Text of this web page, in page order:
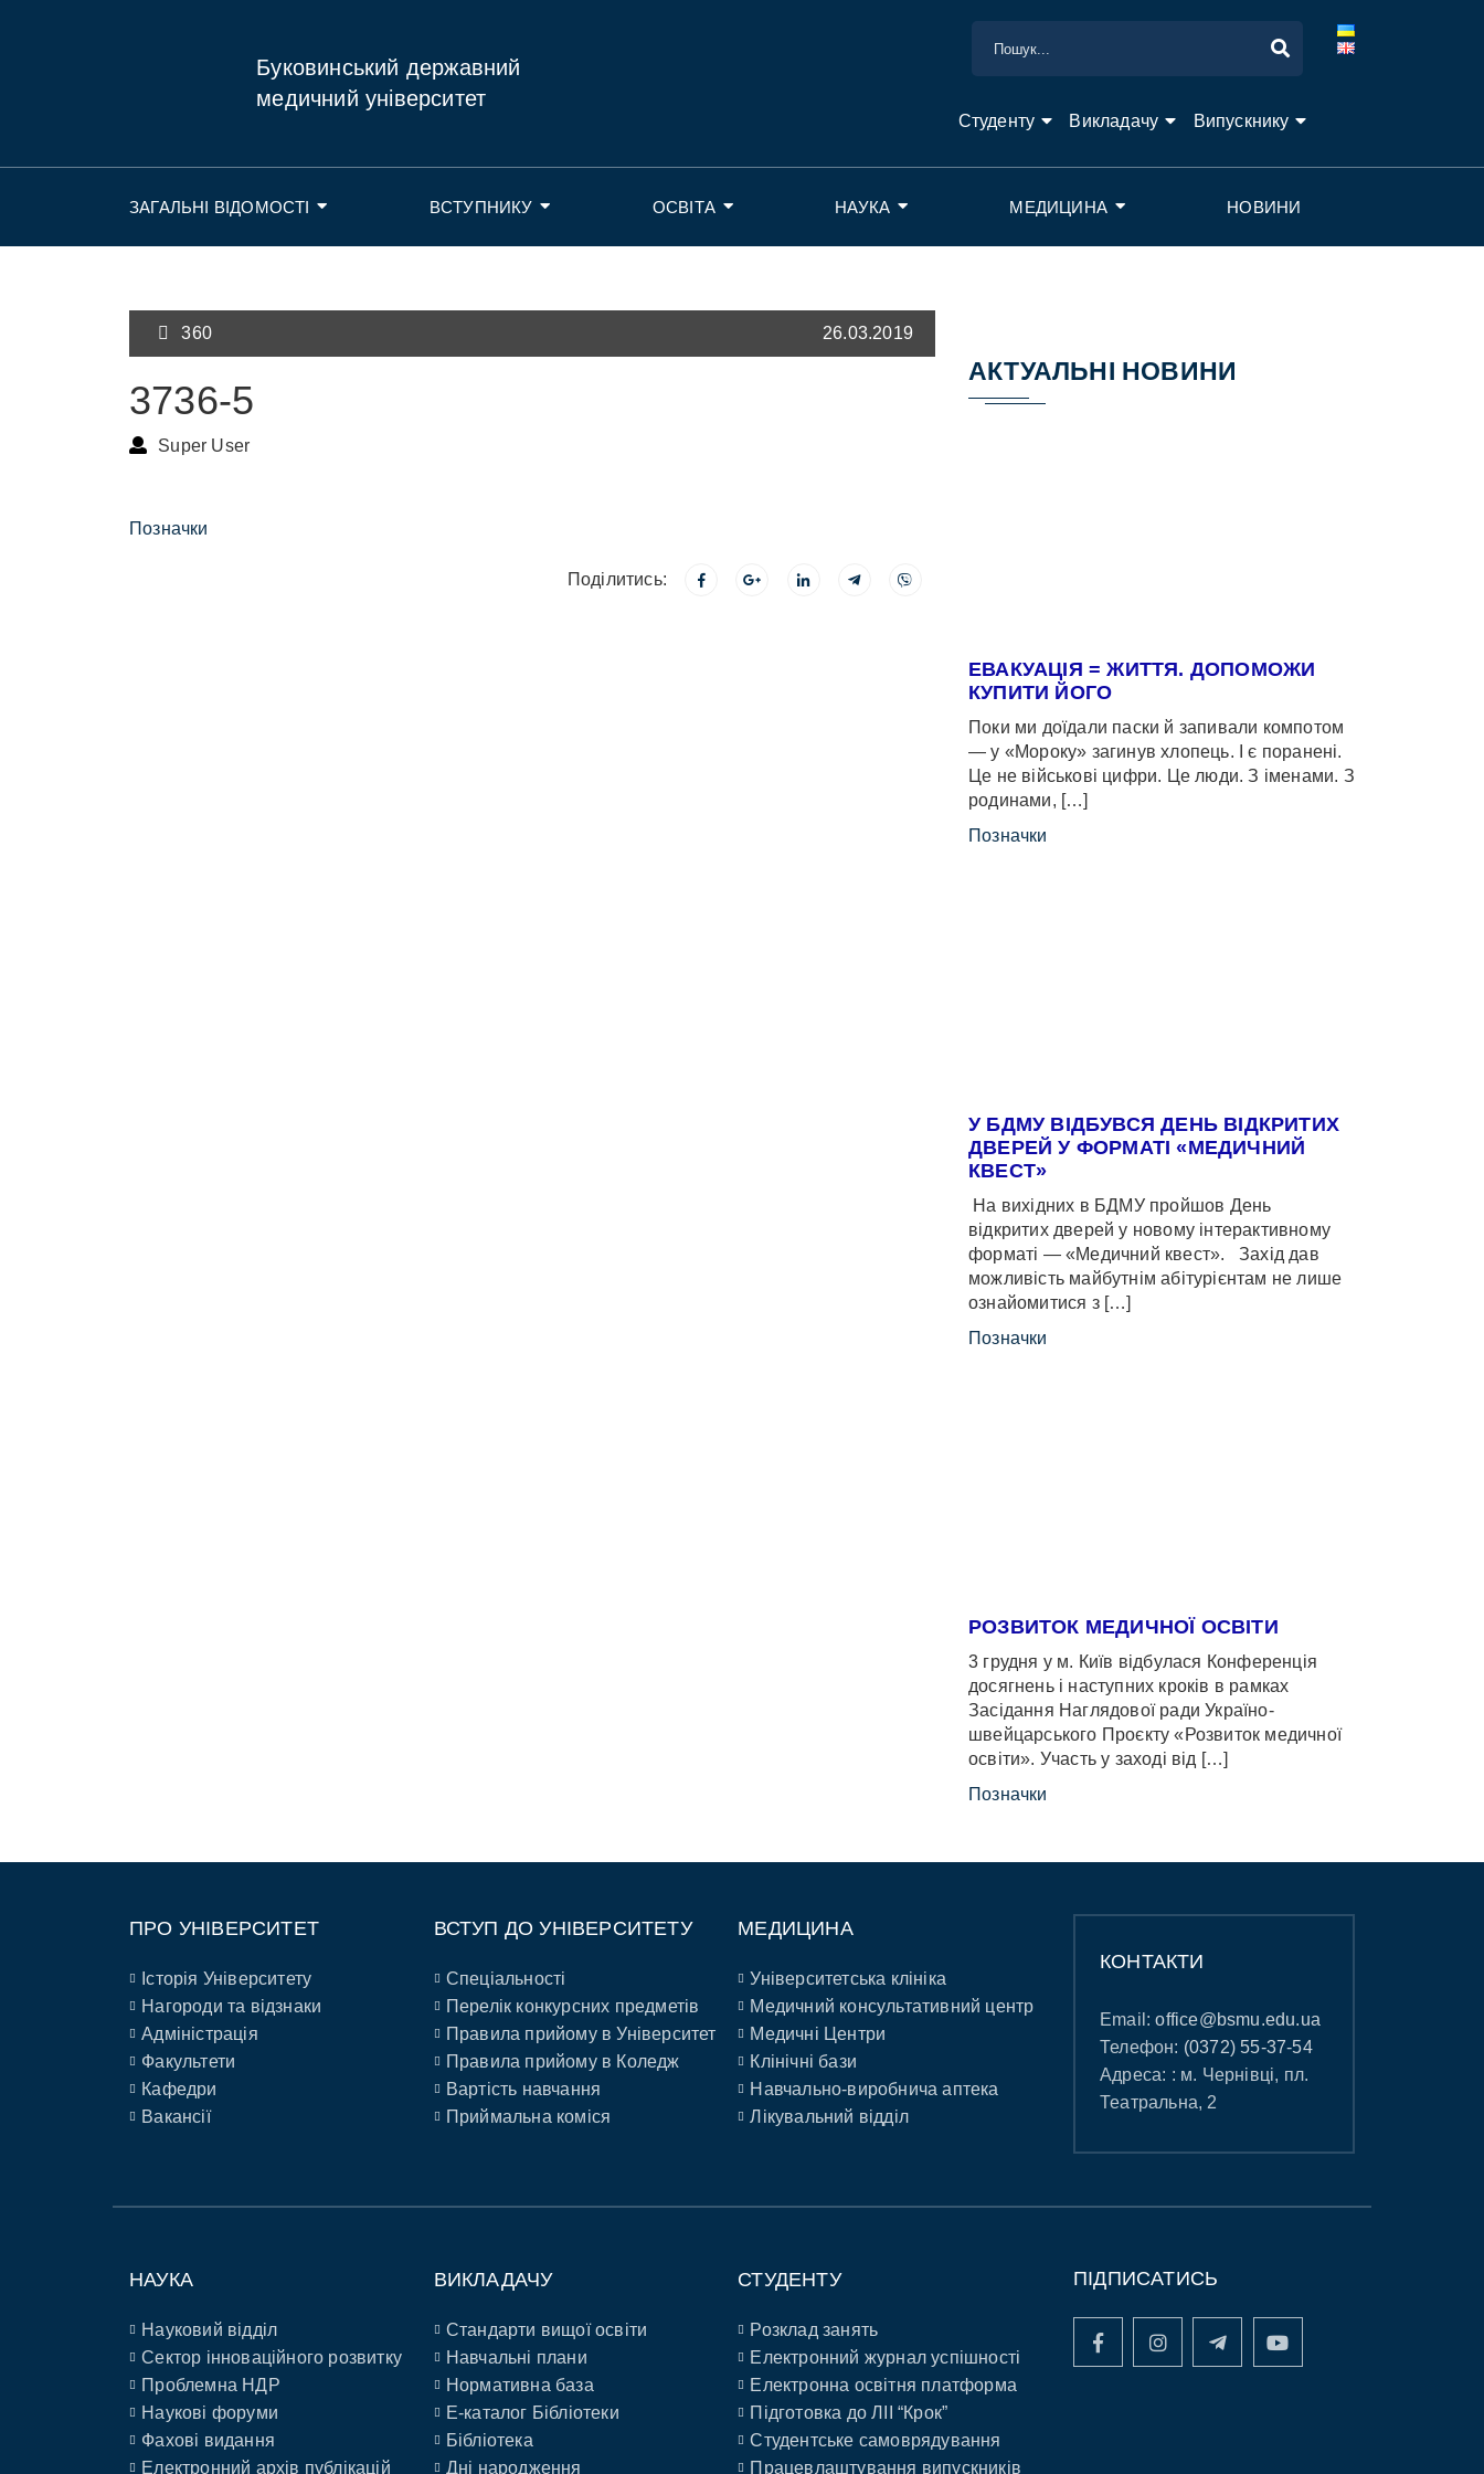
Буковинський державний
медичний університет
Студенту Викладачу Випускнику
ЗАГАЛЬНІ ВІДОМОСТІ ВСТУПНИКУ ОСВІТА НАУКА МЕДИЦИНА НОВИНИ
360 26.03.2019
3736-5
Super User
Позначки
Поділитись:
АКТУАЛЬНІ НОВИНИ
ЕВАКУАЦІЯ = ЖИТТЯ. ДОПОМОЖИ
КУПИТИ ЙОГО
Поки ми доїдали паски й запивали компотом
— у «Мороку» загинув хлопець. І є поранені.
Це не військові цифри. Це люди. З іменами. З
родинами, […]
Позначки
У БДМУ ВІДБУВСЯ ДЕНЬ ВІДКРИТИХ
ДВЕРЕЙ У ФОРМАТІ «МЕДИЧНИЙ
КВЕСТ»
На вихідних в БДМУ пройшов День
відкритих дверей у новому інтерактивному
форматі — «Медичний квест». Захід дав
можливість майбутнім абітурієнтам не лише
ознайомитися з […]
Позначки
РОЗВИТОК МЕДИЧНОЇ ОСВІТИ
3 грудня у м. Київ відбулася Конференція
досягнень і наступних кроків в рамках
Засідання Наглядової ради Україно-
швейцарського Проєкту «Розвиток медичної
освіти». Участь у заході від […]
Позначки
ПРО УНІВЕРСИТЕТ
Історія Університету
Нагороди та відзнаки
Адміністрація
Факультети
Кафедри
Вакансії
ВСТУП ДО УНІВЕРСИТЕТУ
Спеціальності
Перелік конкурсних предметів
Правила прийому в Університет
Правила прийому в Коледж
Вартість навчання
Приймальна коміся
МЕДИЦИНА
Університетська клініка
Медичний консультативний центр
Медичні Центри
Клінічні бази
Навчально-виробнича аптека
Лікувальний відділ
КОНТАКТИ
Email:office@bsmu.edu.ua
Телефон: (0372) 55-37-54
Адреса: : м. Чернівці, пл.
Театральна, 2
НАУКА
Науковий відділ
Сектор інноваційного розвитку
Проблемна НДР
Наукові форуми
Фахові видання
Електронний архів публікацій
ВИКЛАДАЧУ
Стандарти вищої освіти
Навчальні плани
Нормативна база
E-каталог Бібліотеки
Бібліотека
Дні народження
СТУДЕНТУ
Розклад занять
Електронний журнал успішності
Електронна освітня платформа
Підготовка до ЛІІ “Крок”
Студентське самоврядування
Працевлаштування випускників
ПІДПИСАТИСЬ